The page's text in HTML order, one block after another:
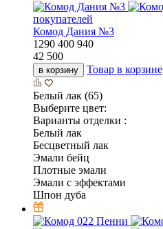
покупателей
Комод Дания №3
1290 400 940
42 500
в корзину Товар в корзине
Белый лак (65)
Выберите цвет:
Варианты отделки :
Белый лак
Бесцветный лак
Эмали бейц
Плотные эмали
Эмали с эффектами
Шпон дуба